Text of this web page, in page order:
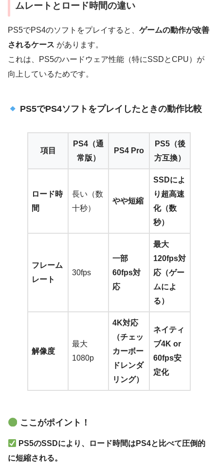
ムレートとロード時間の違い
PS5でPS4のソフトをプレイすると、 ゲームの動作が改善
されるケース があります。
これは、PS5のハードウェア性能（特にSSDとCPU）が
向上しているためです。
PS5でPS4ソフトをプレイしたときの動作比較
項目
PS4（通
常版）
PS4 Pro
PS5（後
方互換）
ロード時
間
長い（数
十秒）
やや短縮
SSDによ
り超高速
化（数
秒）
フレーム
レート
30fps
一部
60fps対
応
最大
120fps対
応（ゲー
ムによ
る）
解像度
最大
1080p
4K対応
（チェッ
カーボー
ドレンダ
リング）
ネイティ
ブ4K or
60fps安
定化
ここがポイント！
PS5のSSDにより、ロード時間はPS4と比べて圧倒的
に短縮される。